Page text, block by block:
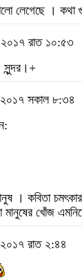
লেগেছে । কথা
রাত ১০:৫৩
সুন্দর।+
সকাল ৮:৩৪
। কবিতা
মানুষের খোঁজ
রাত ২:৪৪